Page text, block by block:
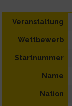
Veranstaltung
Wettbewerb
Startnummer
Name
Nation